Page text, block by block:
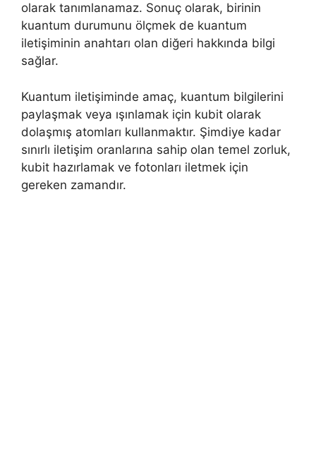
olarak tanımlanamaz. Sonuç olarak, birinin
kuantum durumunu ölçmek de kuantum
iletişiminin anahtarı olan diğeri hakkında bilgi
sağlar.
Kuantum iletişiminde amaç, kuantum bilgilerini
paylaşmak veya ışınlamak için kubit olarak
dolaşmış atomları kullanmaktır. Şimdiye kadar
sınırlı iletişim oranlarına sahip olan temel zorluk,
kubit hazırlamak ve fotonları iletmek için
gereken zamandır.